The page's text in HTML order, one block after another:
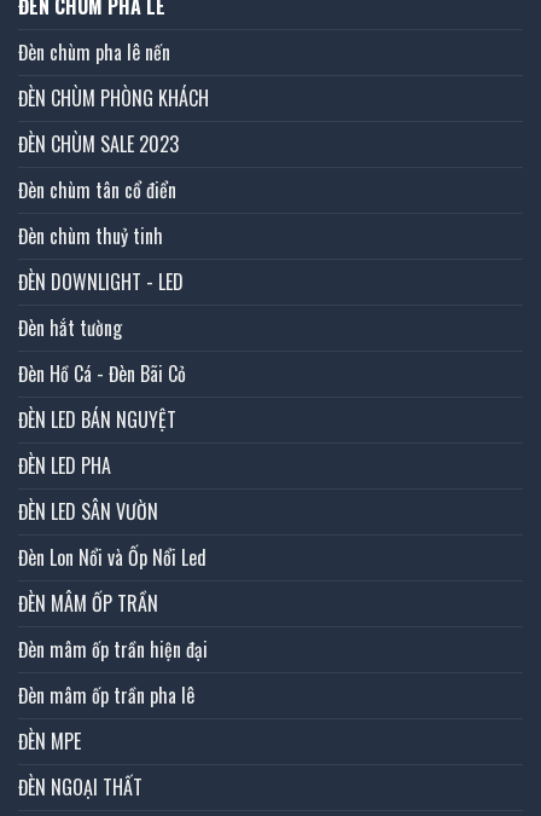
Đèn chùm pha lê nến
ĐÈN CHÙM PHÒNG KHÁCH
ĐÈN CHÙM SALE 2023
Đèn chùm tân cổ điển
Đèn chùm thuỷ tinh
ĐÈN DOWNLIGHT - LED
Đèn hắt tường
Đèn Hồ Cá - Đèn Bãi Cỏ
ĐÈN LED BÁN NGUYỆT
ĐÈN LED PHA
ĐÈN LED SÂN VƯỜN
Đèn Lon Nổi và Ốp Nổi Led
ĐÈN MÂM ỐP TRẦN
Đèn mâm ốp trần hiện đại
Đèn mâm ốp trần pha lê
ĐÈN MPE
ĐÈN NGOẠI THẤT